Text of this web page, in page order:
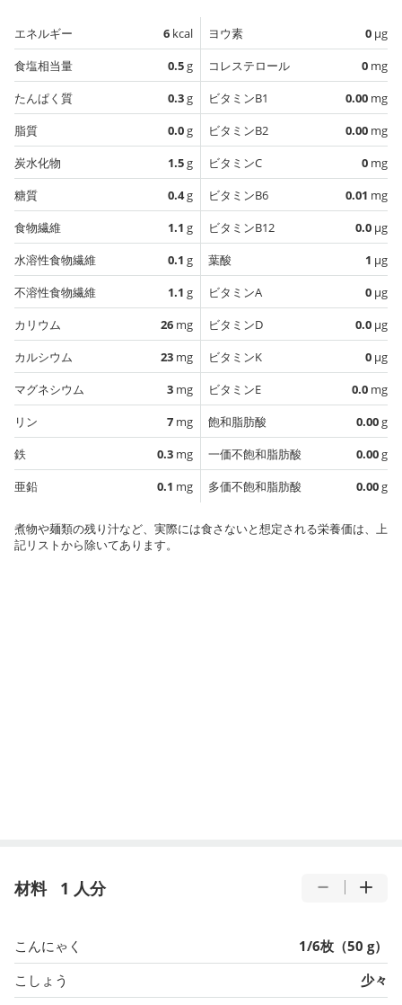
エネルギー 6 kcal
食塩相当量
0.5g
たんぱく質
0.3g
脂質
0.0g
炭水化物
1.5g
糖質
0.4g
食物繊維
1.1 g
水溶性食物繊維
0.1 g
不溶性食物繊維
1.1 g
カリウム
26 mg
カルシウム
23 mg
マグネシウム
3 mg
リン
7 mg
鉄
0.3 mg
亜鉛
0.1 mg
ヨウ素 0 µg
コレステロール
0 mg
ビタミンB1
0.00 mg
ビタミンB2
0.00 mg
ビタミンC
0 mg
ビタミンB6
0.01 mg
ビタミンB12
0.0 µg
葉酸
1 µg
ビタミンA
0 µg
ビタミンD
0.0 µg
ビタミンK
0 µg
ビタミンE
0.0 mg
飽和脂肪酸
0.00g
一価不飽和脂肪酸
0.00g
多価不飽和脂肪酸
0.00g
煮物や麺類の残り汁など、実際には食さないと想定される栄養価は、上
記リストから除いてあります。
材料 1 人分
こんにゃく
1/6枚（50 g）
こしょう
少々